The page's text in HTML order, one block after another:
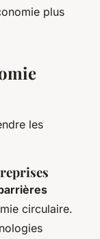
plus
les
circulaire.